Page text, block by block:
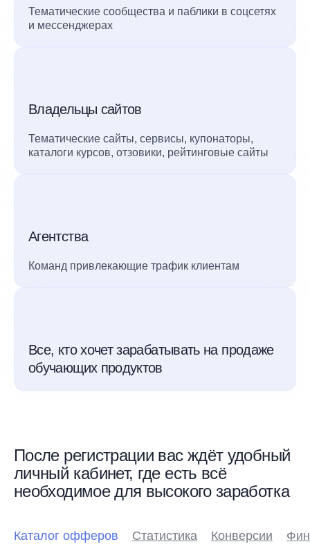
Тематические сообщества и паблики в соцсетях
и мессенджерах
Владельцы сайтов
Тематические сайты, сервисы, купонаторы,
каталоги курсов, отзовики, рейтинговые сайты
Агентства
Команд привлекающие трафик клиентам
Все, кто хочет зарабатывать на продаже
обучающих продуктов
После регистрации вас ждёт удобный
личный кабинет, где есть всё
необходимое для высокого заработка
Каталог офферов Статистика Конверсии